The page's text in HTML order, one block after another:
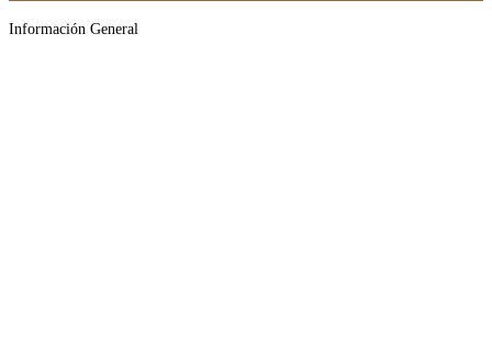
Información General